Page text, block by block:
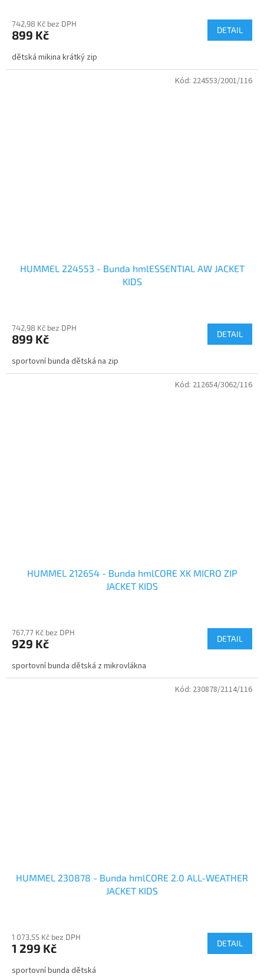
742,98 Kč bez DPH
899 Kč DETAIL
dětská mikina krátký zip
HUMMEL 224553 - Bunda hmlESSENTIAL AW JACKET
KIDS
742,98 Kč bez DPH
899 Kč DETAIL
sportovní bunda dětská na zip
Kód: 224553/2001/116
HUMMEL 212654 - Bunda hmlCORE XK MICRO ZIP
JACKET KIDS
767,77 Kč bez DPH
929 Kč DETAIL
sportovní bunda dětská z mikrovlákna
Kód: 212654/3062/116
HUMMEL 230878 - Bunda hmlCORE 2.0 ALL-WEATHER
JACKET KIDS
1 073,55 Kč bez DPH
1 299 Kč DETAIL
sportovní bunda dětská
Kód: 230878/2114/116